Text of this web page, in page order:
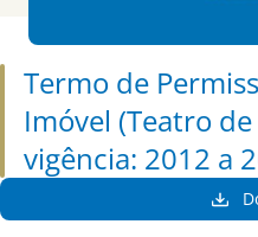
Termo de
Imóvel (Teatro
vigência: 2012 a